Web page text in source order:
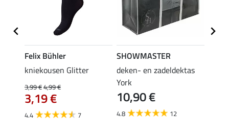
Felix Bühler
kniekousen Glitter
3,99 €4,99 €
3,19 €
4.4 7
SHOWMASTER
deken- en zadeldektas
York
10,90 €
4.8 12